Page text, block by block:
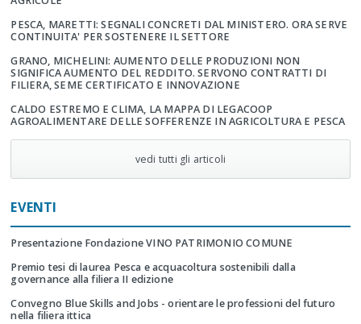
PESCA, MARETTI: SEGNALI CONCRETI DAL MINISTERO. ORA SERVE
CONTINUITA' PER SOSTENERE IL SETTORE
GRANO, MICHELINI: AUMENTO DELLE PRODUZIONI NON
SIGNIFICA AUMENTO DEL REDDITO. SERVONO CONTRATTI DI
FILIERA, SEME CERTIFICATO E INNOVAZIONE
CALDO ESTREMO E CLIMA, LA MAPPA DI LEGACOOP
AGROALIMENTARE DELLE SOFFERENZE IN AGRICOLTURA E PESCA
vedi tutti gli articoli
EVENTI
Presentazione Fondazione VINO PATRIMONIO COMUNE
Premio tesi di laurea Pesca e acquacoltura sostenibili dalla
governance alla filiera II edizione
Convegno Blue Skills and Jobs - orientare le professioni del futuro
nella filiera ittica